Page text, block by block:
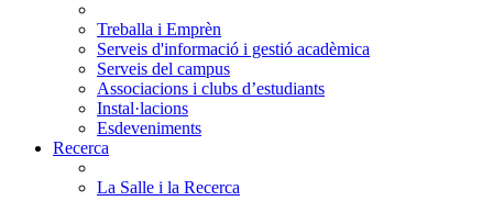
Treballa i Emprèn
Serveis d'informació i gestió acadèmica
Serveis del campus
Associacions i clubs d’estudiants
Instal·lacions
Esdeveniments
Recerca
La Salle i la Recerca